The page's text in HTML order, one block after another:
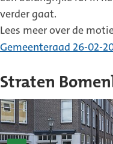
verder gaat.
Lees meer over de
Gemeenteraad 26-02-
Straten